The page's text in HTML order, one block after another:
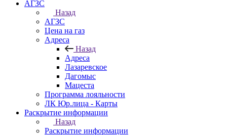
АГЗС
Назад
АГЗС
Цена на газ
Адреса
Назад
Адреса
Лазаревское
Дагомыс
Мацеста
Программа лояльности
ЛК Юр.лица - Карты
Раскрытие информации
Назад
Раскрытие информации